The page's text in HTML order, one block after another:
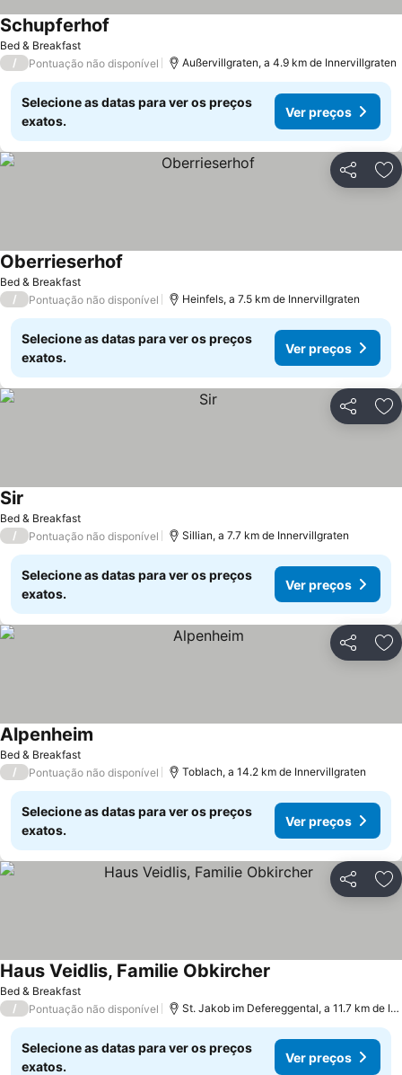
Bed & Breakfast
Schupferhof
/ Pontuação não disponível Außervillgraten, a 4.9 km de Innervillgraten
Selecione as datas para ver os preços
exatos.
Ver preços
Partilhar
Bed & Breakfast
Oberrieserhof
/ Pontuação não disponível Heinfels, a 7.5 km de Innervillgraten
Selecione as datas para ver os preços
exatos.
Ver preços
Partilhar
Bed & Breakfast
Sir
/ Pontuação não disponível Sillian, a 7.7 km de Innervillgraten
Selecione as datas para ver os preços
exatos.
Ver preços
Partilhar
Bed & Breakfast
Alpenheim
/ Pontuação não disponível Toblach, a 14.2 km de Innervillgraten
Selecione as datas para ver os preços
exatos.
Ver preços
Partilhar
Bed & Breakfast
Haus Veidlis, Familie Obkircher
/ Pontuação não disponível St. Jakob im Defereggental, a 11.7 km de Innervillgraten
Selecione as datas para ver os preços
exatos.
Ver preços